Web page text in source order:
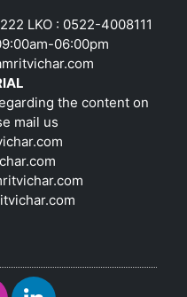
LKO : 0522-4008111
06:00pm
the content on
mail us